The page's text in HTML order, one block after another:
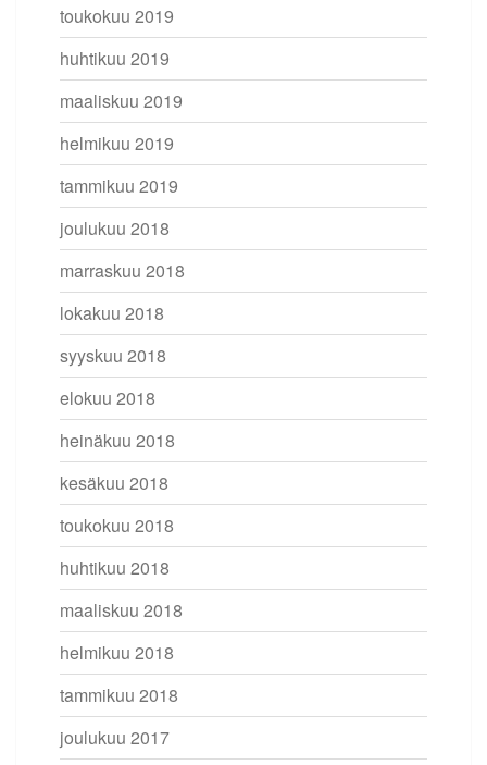
toukokuu 2019
huhtikuu 2019
maaliskuu 2019
helmikuu 2019
tammikuu 2019
joulukuu 2018
marraskuu 2018
lokakuu 2018
syyskuu 2018
elokuu 2018
heinäkuu 2018
kesäkuu 2018
toukokuu 2018
huhtikuu 2018
maaliskuu 2018
helmikuu 2018
tammikuu 2018
joulukuu 2017